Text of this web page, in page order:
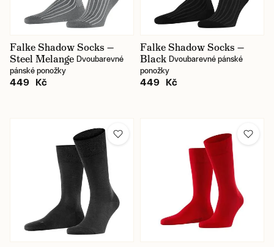
Falke Shadow Socks —
Steel Melange Dvoubarevné
pánské ponožky
449 Kč
Falke Shadow Socks —
Black Dvoubarevné pánské
ponožky
449 Kč